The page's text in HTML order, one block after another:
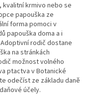
kvalitní krmivo nebo se
papouška ze
forma pomoci v
papouška doma a i
rodič dostane
na stránkách
možnost volného
ptactva v Botanické
odečíst ze základu daně
účely.